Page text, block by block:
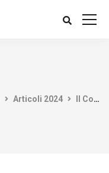
Articoli 2024 Il Comune aderisce allo Sportello Amianto Nazionale tramite il Consorzio BIM di Porlezza